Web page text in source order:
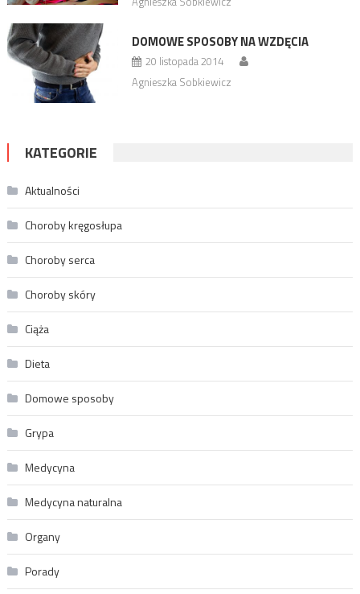
DOMOWE SPOSOBY NA WZDĘCIA
20 listopada 2014
Agnieszka Sobkiewicz
KATEGORIE
Aktualności
Choroby kręgosłupa
Choroby serca
Choroby skóry
Ciąża
Dieta
Domowe sposoby
Grypa
Medycyna
Medycyna naturalna
Organy
Porady